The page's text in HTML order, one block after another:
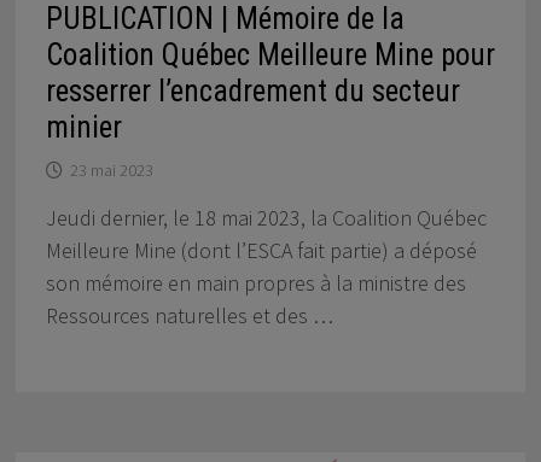
PUBLICATION | Mémoire de la
Coalition Québec Meilleure Mine pour
resserrer l’encadrement du secteur
minier
23 mai 2023
Jeudi dernier, le 18 mai 2023, la Coalition Québec
Meilleure Mine (dont l’ESCA fait partie) a déposé
son mémoire en main propres à la ministre des
Ressources naturelles et des …